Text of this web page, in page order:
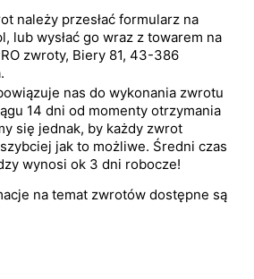
należy przesłać formularz na
lub wysłać go wraz z towarem na
zwroty, Biery 81, 43-386
nas do wykonania zwrotu
14 dni od momenty otrzymania
się jednak, by każdy zwrot
jak to możliwe. Średni czas
wynosi ok 3 dni robocze!
na temat zwrotów dostępne są